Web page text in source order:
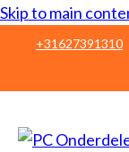
Skip to main
+31627391310